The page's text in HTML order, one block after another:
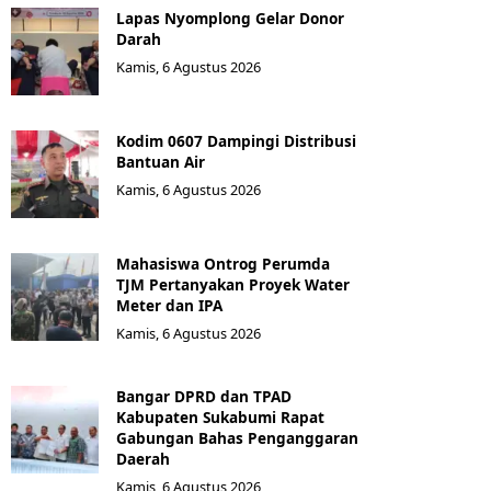
Lapas Nyomplong Gelar Donor
Darah
Kamis, 6 Agustus 2026
Kodim 0607 Dampingi Distribusi
Bantuan Air
Kamis, 6 Agustus 2026
Mahasiswa Ontrog Perumda
TJM Pertanyakan Proyek Water
Meter dan IPA
Kamis, 6 Agustus 2026
Bangar DPRD dan TPAD
Kabupaten Sukabumi Rapat
Gabungan Bahas Penganggaran
Daerah
Kamis, 6 Agustus 2026